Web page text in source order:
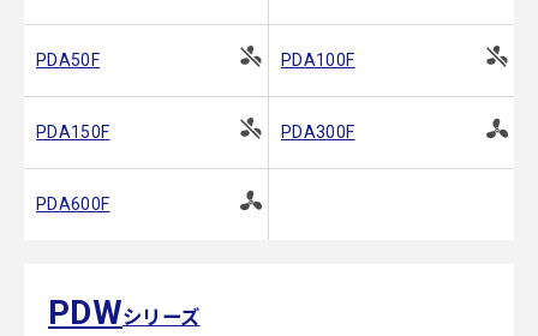
PDA50F PDA100F
PDA150F PDA300F
PDA600F
PDWシリーズ